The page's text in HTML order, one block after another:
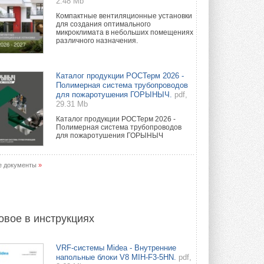
Компактные вентиляционные установки
для создания оптимального
микроклимата в небольших помещениях
различного назначения.
Каталог продукции РОСТерм 2026 -
Полимерная система трубопроводов
для пожаротушения ГОРЫНЫЧ.
pdf,
29.31 Mb
Каталог продукции РОСТерм 2026 -
Полимерная система трубопроводов
для пожаротушения ГОРЫНЫЧ
документы »
в инструкциях
VRF-системы Midea - Внутренние
напольные блоки V8 MIH-F3-5HN. pdf,